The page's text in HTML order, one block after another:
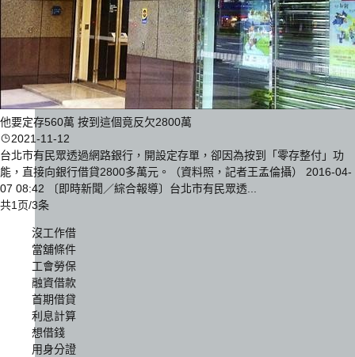
他要定存560萬 按到這個竟反欠2800萬
2021-11-12
台北市有民眾透過網路銀行，開設定存單，卻因為按到「零存整付」功
能，直接向銀行借貸2800多萬元。（資料照，記者王孟倫攝） 2016-04-
07 08:42 〔即時新聞／綜合報導〕台北市有民眾透...
共1页/3条
沒工作借
當舖條件
工會勞保
融資借款
首期借貸
利息計算
想借錢
用身分證